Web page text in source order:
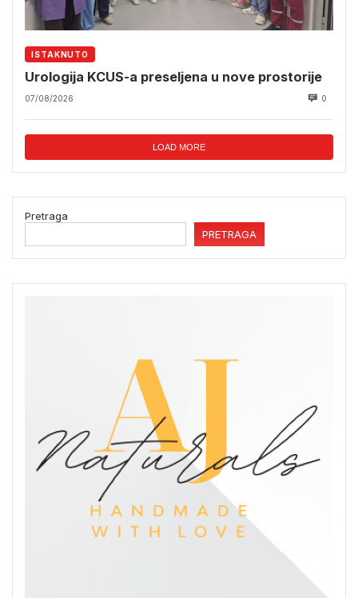
ISTAKNUTO
Urologija KCUS-a preseljena u nove prostorije
07/08/2026 0
LOAD MORE
Pretraga
PRETRAGA